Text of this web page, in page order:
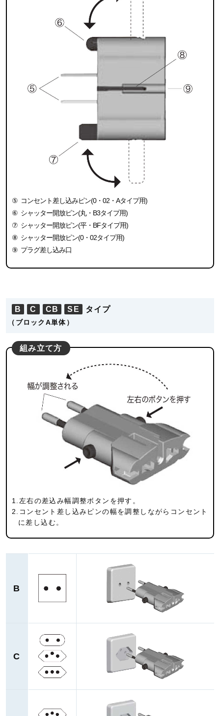
⑤ コンセント差し込みピン(0・02・Aタイプ用)
⑥ シャッター開放ピン(丸・B3タイプ用)
⑦ シャッター開放ピン(平・BFタイプ用)
⑧ シャッター開放ピン(0・02タイプ用)
⑨ プラグ差し込み口
B C CB SE タイプ
（ブロックA単体）
組み立て方
1.左右の差込み幅調整ボタンを押す。
2.コンセント差し込みピンの幅を調整しながらコンセント
に差し込む。
B
C